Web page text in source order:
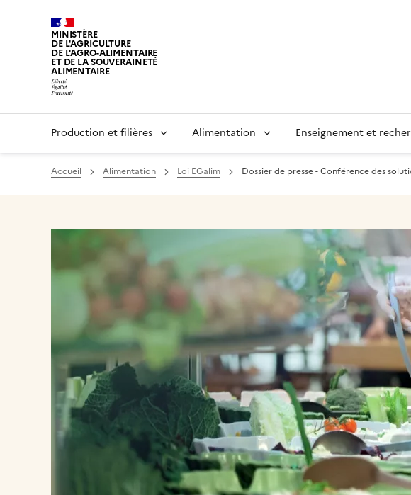
MINISTÈRE
DE L'AGRICULTURE
DE L'AGRO-ALIMENTAIRE
ET DE LA SOUVERAINETÉ
ALIMENTAIRE
Production et filières Alimentation Enseignement et
Accueil Alimentation Loi EGalim Dossier de presse - Conférence des